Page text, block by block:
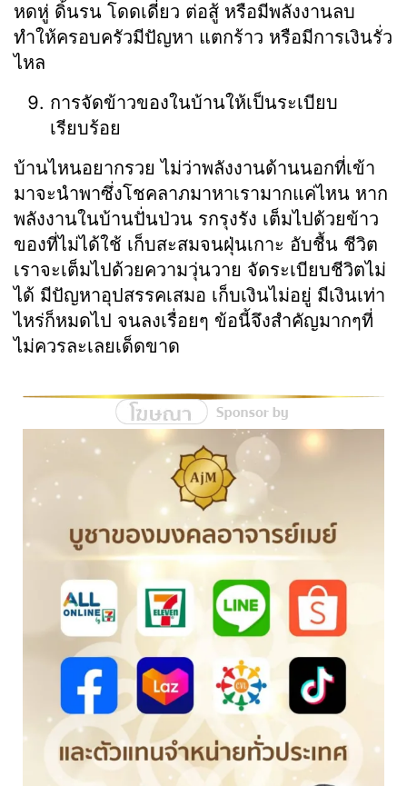
หดหู่ ดิ้นรน โดดเดี่ยว ต่อสู้ หรือมีพลังงานลบ
ทำให้ครอบครัวมีปัญหา แตกร้าว หรือมีการเงินรั่ว
ไหล
การจัดข้าวของในบ้านให้เป็นระเบียบ
เรียบร้อย
บ้านไหนอยากรวย ไม่ว่าพลังงานด้านนอกที่เข้า
มาจะนำพาซึ่งโชคลาภมาหาเรามากแค่ไหน หาก
พลังงานในบ้านปั่นป่วน รกรุงรัง เต็มไปด้วยข้าว
ของที่ไม่ได้ใช้ เก็บสะสมจนฝุ่นเกาะ อับชื้น ชีวิต
เราจะเต็มไปด้วยความวุ่นวาย จัดระเบียบชีวิตไม่
ได้ มีปัญหาอุปสรรคเสมอ เก็บเงินไม่อยู่ มีเงินเท่า
ไหร่ก็หมดไป จนลงเรื่อยๆ ข้อนี้จึงสำคัญมากๆที่
ไม่ควรละเลยเด็ดขาด